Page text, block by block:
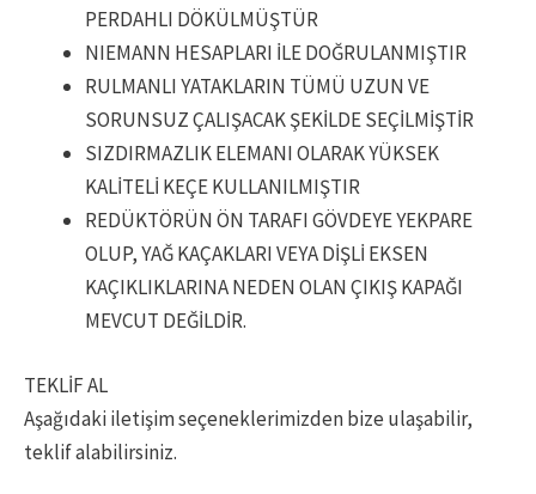
PERDAHLI DÖKÜLMÜŞTÜR
NIEMANN HESAPLARI İLE DOĞRULANMIŞTIR
RULMANLI YATAKLARIN TÜMÜ UZUN VE
SORUNSUZ ÇALIŞACAK ŞEKİLDE SEÇİLMİŞTİR
SIZDIRMAZLIK ELEMANI OLARAK YÜKSEK
KALİTELİ KEÇE KULLANILMIŞTIR
REDÜKTÖRÜN ÖN TARAFI GÖVDEYE YEKPARE
OLUP, YAĞ KAÇAKLARI VEYA DİŞLİ EKSEN
KAÇIKLIKLARINA NEDEN OLAN ÇIKIŞ KAPAĞI
MEVCUT DEĞİLDİR.
TEKLİF AL
Aşağıdaki iletişim seçeneklerimizden bize ulaşabilir,
teklif alabilirsiniz.